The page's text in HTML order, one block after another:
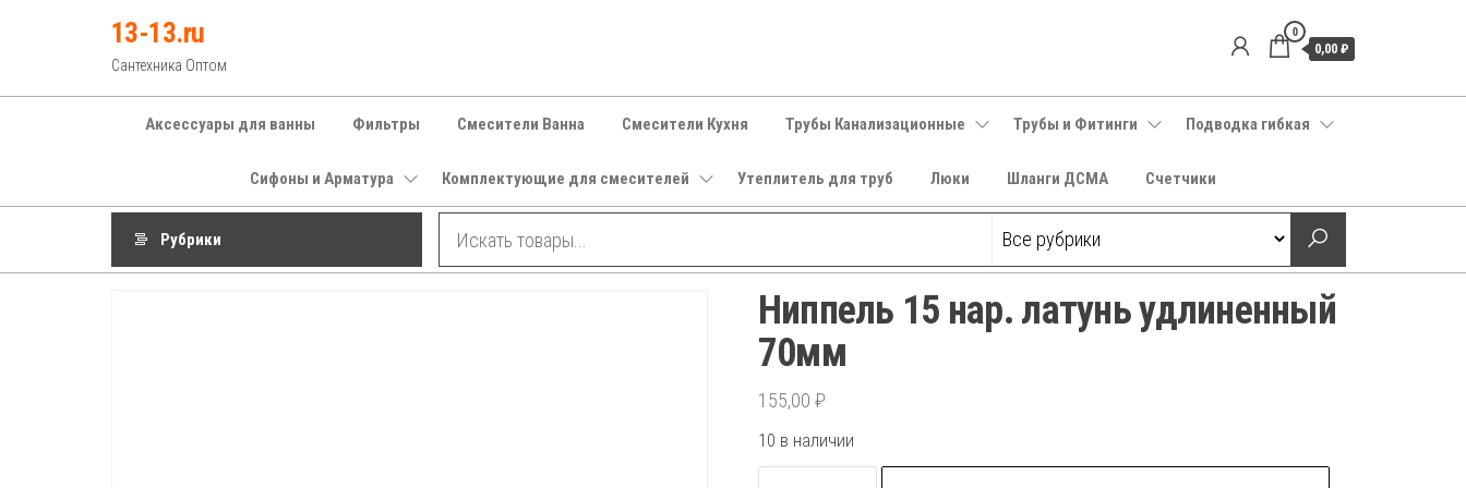
13-13.ru
Сантехника Оптом
0
0,00 ₽
Аксессуары для ванны Фильтры Смесители Ванна Смесители Кухня Трубы Канализационные Трубы и Фитинги Подводка гибкая
Сифоны и Арматура Комплектующие для смесителей Утеплитель для труб Люки Шланги ДСМА Счетчики
Рубрики
Ниппель 15 нар. латунь удлиненный
70мм
155,00 ₽
10 в наличии